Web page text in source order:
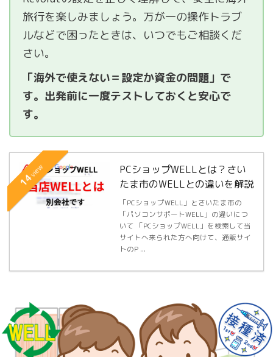
旅行を楽しみましょう。万が一の操作トラブ
ルなどで困ったときは、いつでもご相談くだ
さい。
「海外で使えない＝設定か資金の問題」で
す。出発前に一度テストしておくと安心で
す。
14
view
PCショップWELLとは？さい
たま市のWELLとの違いを解説
「PCショップWELL」とさいたま市の
「パソコンサポートWELL」の違いにつ
いて 「PCショップWELL」を検索して当
サイトへ来られた方へ向けて、通販サイ
トのP ...